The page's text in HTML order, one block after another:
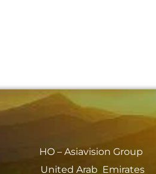
HO – Asiavision Group
United Arab Emirates